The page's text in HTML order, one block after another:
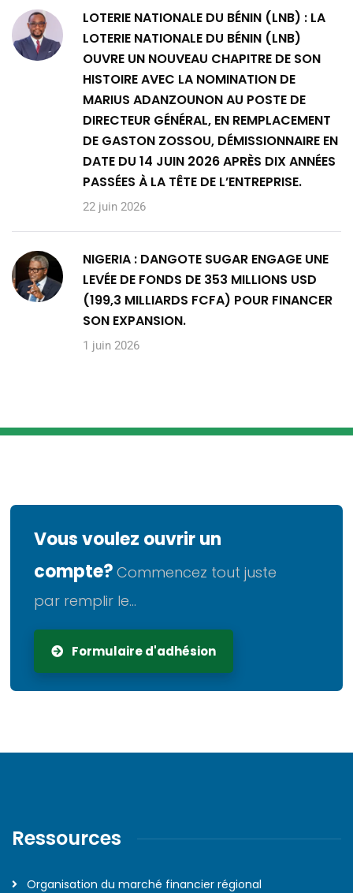
LOTERIE NATIONALE DU BÉNIN (LNB) : LA
LOTERIE NATIONALE DU BÉNIN (LNB)
OUVRE UN NOUVEAU CHAPITRE DE SON
HISTOIRE AVEC LA NOMINATION DE
MARIUS ADANZOUNON AU POSTE DE
DIRECTEUR GÉNÉRAL, EN REMPLACEMENT
DE GASTON ZOSSOU, DÉMISSIONNAIRE EN
DATE DU 14 JUIN 2026 APRÈS DIX ANNÉES
PASSÉES À LA TÊTE DE L’ENTREPRISE.
22 juin 2026
NIGERIA : DANGOTE SUGAR ENGAGE UNE
LEVÉE DE FONDS DE 353 MILLIONS USD
(199,3 MILLIARDS FCFA) POUR FINANCER
SON EXPANSION.
1 juin 2026
Vous voulez ouvrir un
compte? Commencez tout juste
par remplir le...
Formulaire d'adhésion
Ressources
Organisation du marché financier régional